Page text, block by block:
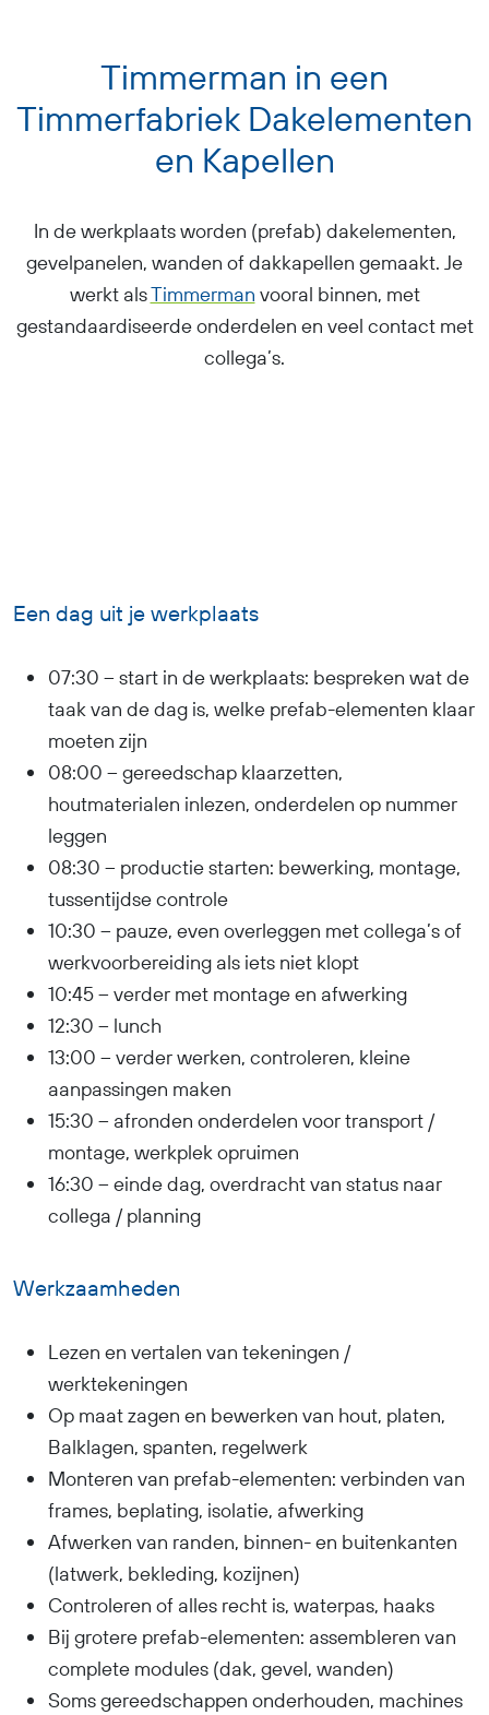
Timmerman in een
Timmerfabriek Dakelementen
en Kapellen
In de werkplaats worden (prefab) dakelementen,
gevelpanelen, wanden of dakkapellen gemaakt. Je
werkt alsTimmerman vooral binnen, met
gestandaardiseerde onderdelen en veel contact met
collega’s.
Werkzaamheden
Lezen en vertalen van tekeningen /
werktekeningen
Op maat zagen en bewerken van hout, platen,
Balklagen, spanten, regelwerk
Monteren van prefab-elementen: verbinden van
frames, beplating, isolatie, afwerking
Afwerken van randen, binnen- en buitenkanten
(latwerk, bekleding, kozijnen)
Controleren of alles recht is, waterpas, haaks
Bij grotere prefab-elementen: assembleren van
complete modules (dak, gevel, wanden)
Soms gereedschappen onderhouden, machines
Een dag uit je werkplaats
07:30 – start in de werkplaats: bespreken wat de
taak van de dag is, welke prefab-elementen klaar
moeten zijn
08:00 – gereedschap klaarzetten,
houtmaterialen inlezen, onderdelen op nummer
leggen
08:30 – productie starten: bewerking, montage,
tussentijdse controle
10:30 – pauze, even overleggen met collega’s of
werkvoorbereiding als iets niet klopt
10:45 – verder met montage en afwerking
12:30 – lunch
13:00 – verder werken, controleren, kleine
aanpassingen maken
15:30 – afronden onderdelen voor transport /
montage, werkplek opruimen
16:30 – einde dag, overdracht van status naar
collega / planning